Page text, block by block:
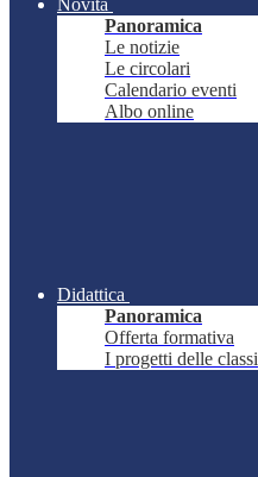
Novità
Panoramica
Le notizie
Le circolari
Calendario eventi
Albo online
Didattica
Panoramica
Offerta formativa
I progetti delle classi